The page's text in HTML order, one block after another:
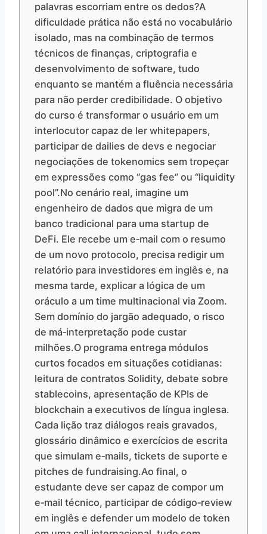
palavras escorriam entre os dedos?A
dificuldade prática não está no vocabulário
isolado, mas na combinação de termos
técnicos de finanças, criptografia e
desenvolvimento de software, tudo
enquanto se mantém a fluência necessária
para não perder credibilidade. O objetivo
do curso é transformar o usuário em um
interlocutor capaz de ler whitepapers,
participar de dailies de devs e negociar
negociações de tokenomics sem tropeçar
em expressões como “gas fee” ou “liquidity
pool”.No cenário real, imagine um
engenheiro de dados que migra de um
banco tradicional para uma startup de
DeFi. Ele recebe um e‑mail com o resumo
de um novo protocolo, precisa redigir um
relatório para investidores em inglês e, na
mesma tarde, explicar a lógica de um
oráculo a um time multinacional via Zoom.
Sem domínio do jargão adequado, o risco
de má‑interpretação pode custar
milhões.O programa entrega módulos
curtos focados em situações cotidianas:
leitura de contratos Solidity, debate sobre
stablecoins, apresentação de KPIs de
blockchain a executivos de língua inglesa.
Cada lição traz diálogos reais gravados,
glossário dinâmico e exercícios de escrita
que simulam e‑mails, tickets de suporte e
pitches de fundraising.Ao final, o
estudante deve ser capaz de compor um
e‑mail técnico, participar de código‑review
em inglês e defender um modelo de token